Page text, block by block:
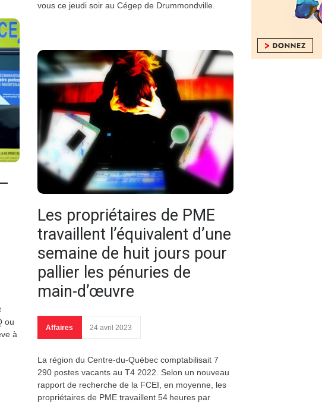
ou
à
vous ce jeudi soir au Cégep de Drummondville.
Les propriétaires de PME
travaillent l’équivalent d’une
semaine de huit jours pour
pallier les pénuries de
main-d’œuvre
Affaires 24 avril 2023
La région du Centre-du-Québec comptabilisait 7
290 postes vacants au T4 2022. Selon un nouveau
rapport de recherche de la FCEI, en moyenne, les
propriétaires de PME travaillent 54 heures par